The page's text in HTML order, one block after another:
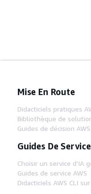
Mise En Route
Didacticiels pratiques
Bibliothèque de
Guides de décision AWS
Guides De Service
Choisir un service d'IA
Guides de service AWS
Didacticiels AWS CLI